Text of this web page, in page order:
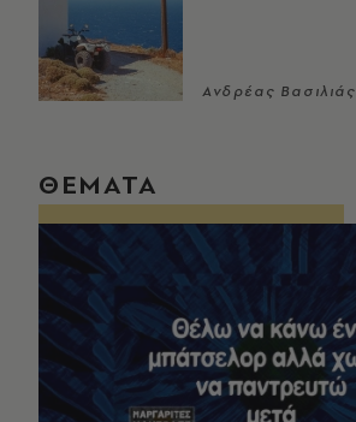
Ανδρέας Βασιλιάς
ΘΕΜΑΤΑ